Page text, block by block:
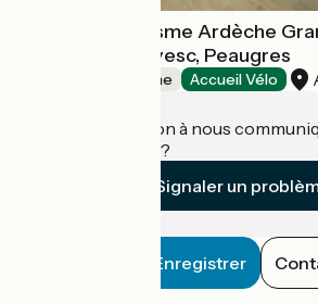
Office de Tourisme Ardèche
Annonay, Lalouvesc, Peaugres
Offices de Tourisme Accueil Vélo
Une information à nous
établissement ?
Signaler un
Enregistrer